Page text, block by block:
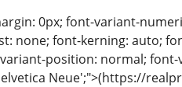
0px; font-variant-
none; font-kerning: auto;
position: normal;
Neue';">(https://